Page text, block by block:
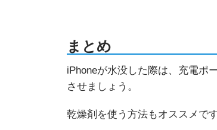
まとめ
iPhoneが水没した際は、充電ポ
させましょう。
乾燥剤を使う方法もオススメです